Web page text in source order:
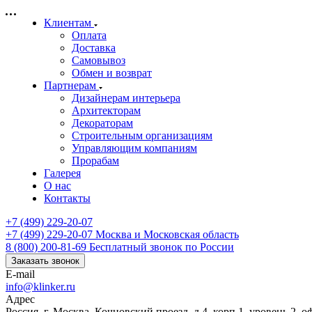
Клиентам
Оплата
Доставка
Самовывоз
Обмен и возврат
Партнерам
Дизайнерам интерьера
Архитекторам
Декораторам
Строительным организациям
Управляющим компаниям
Прорабам
Галерея
О нас
Контакты
+7 (499) 229-20-07
+7 (499) 229-20-07 Москва и Московская область
8 (800) 200-81-69 Бесплатный звонок по России
Заказать звонок
E-mail
info@klinker.ru
Адрес